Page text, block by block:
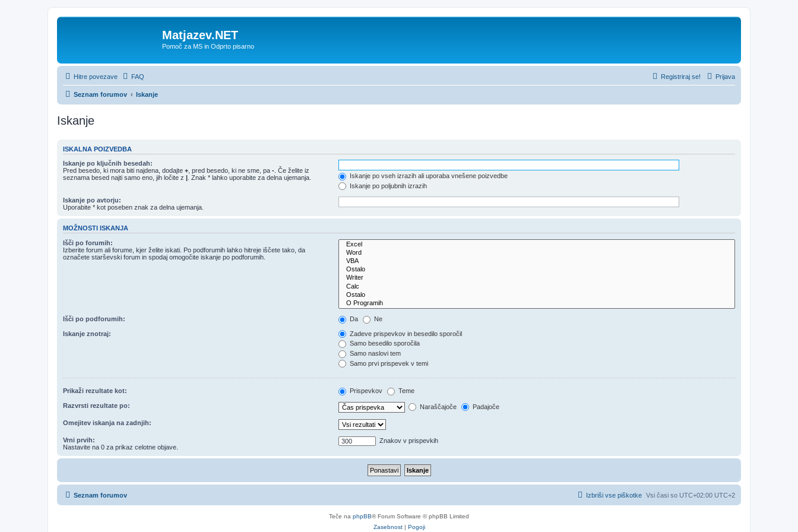
Matjazev.NET
Pomoč za MS in Odprto pisarno
Hitre povezave FAQ Prijava
Registriraj se!
Seznam forumov Iskanje
Iskanje
ISKALNA POIZVEDBA
Iskanje po ključnih besedah:
Pred besedo, ki mora biti najdena, dodajte + , pred besedo, ki ne sme, pa - . Če želite iz
seznama besed najti samo eno, jih ločite z | . Znak * lahko uporabite za delna ujemanja.
Iskanje po vseh izrazih ali uporaba vnešene poizvedbe
Iskanje po poljubnih izrazih
Iskanje po avtorju:
Uporabite * kot poseben znak za delna ujemanja.
MOŽNOSTI ISKANJA
Išči po forumih:
Izberite forum ali forume, kjer želite iskati. Po podforumih lahko hitreje iščete tako, da
označete starševski forum in spodaj omogočite iskanje po podforumih.
Išči po podforumih: Da Ne
Iskanje znotraj:
Zadeve prispevkov in besedilo sporočil
Samo besedilo sporočila
Samo naslovi tem
Samo prvi prispevek v temi
Prikaži rezultate kot: Prispevkov Teme
Razvrsti rezultate po: Naraščajoče Padajoče
Omejitev iskanja na zadnjih:
Vrni prvih:
Nastavite na 0 za prikaz celotne objave.
Znakov v prispevkih
Seznam forumov Vsi časi so UTC+02:00 UTC+2
Izbriši vse piškotke
Teče na phpBB® Forum Software © phpBB Limited
Zasebnost| Pogoji